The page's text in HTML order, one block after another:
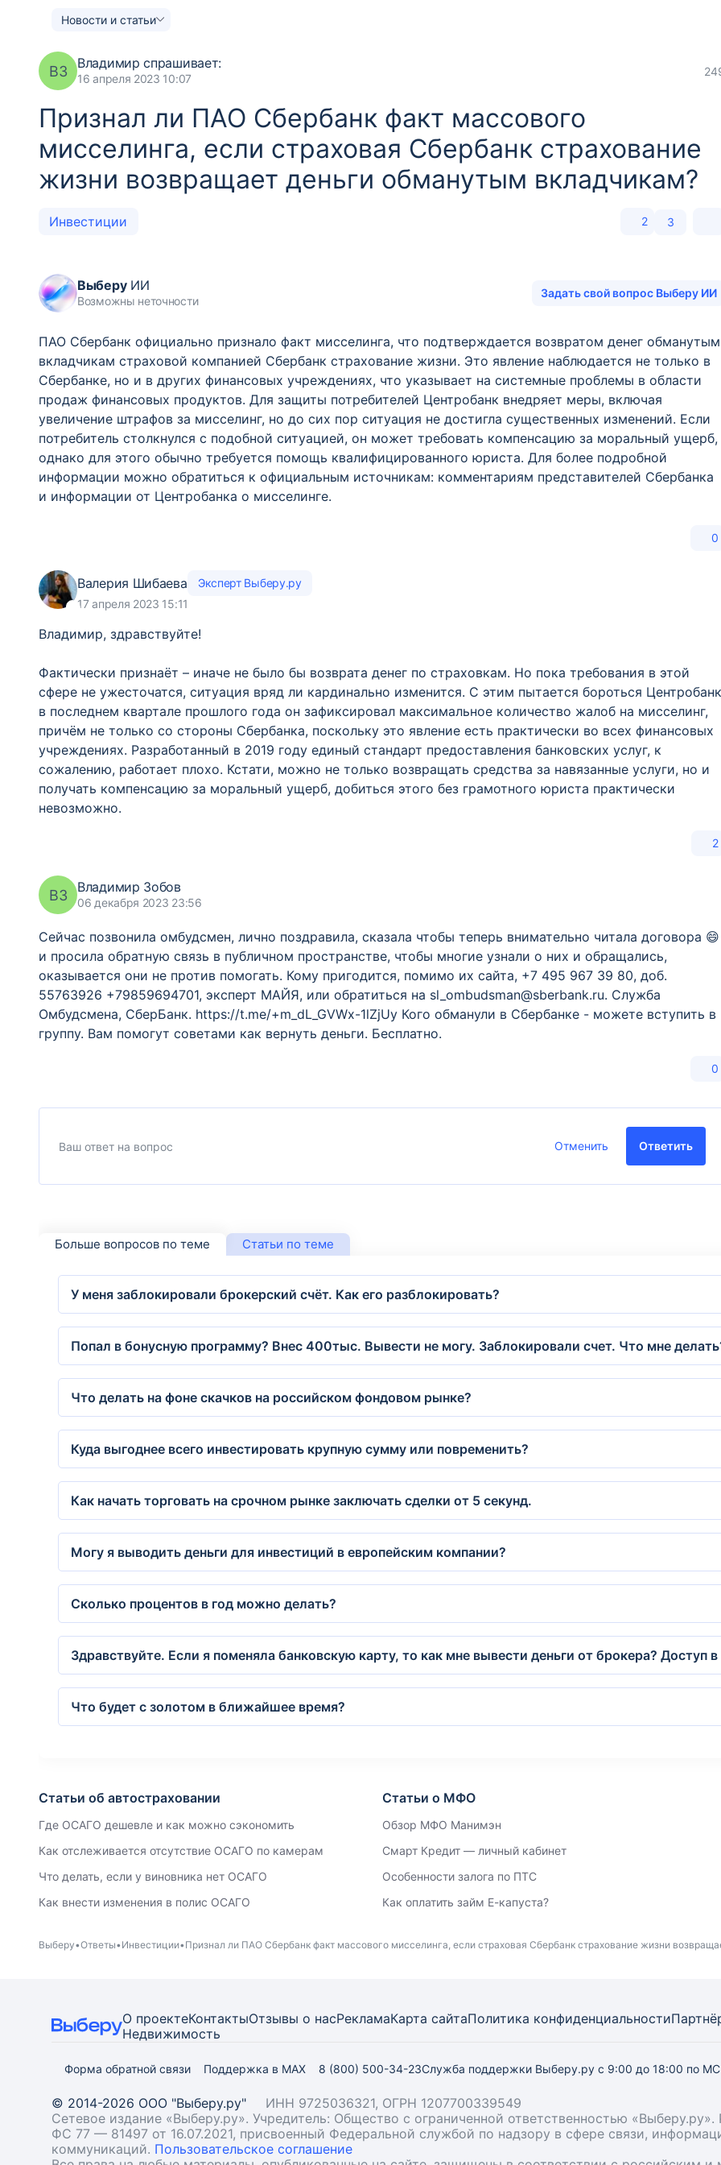
Новости и статьи
ВЗ Владимир спрашивает:
16 апреля 2023 10:07
Признал ли ПАО Сбербанк факт массового
мисселинга, если страховая Сбербанк страхование
жизни возвращает деньги обманутым вкладчикам?
Инвестиции 2 3
ВыберуИИ
Возможны неточности
Задать свой вопрос Выберу ИИ
ПАО Сбербанк официально признало факт мисселинга, что подтверждается возвратом денег обманутым
вкладчикам страховой компанией Сбербанк страхование жизни. Это явление наблюдается не только в
Сбербанке, но и в других финансовых учреждениях, что указывает на системные проблемы в области
продаж финансовых продуктов. Для защиты потребителей Центробанк внедряет меры, включая
увеличение штрафов за мисселинг, но до сих пор ситуация не достигла существенных изменений. Если
потребитель столкнулся с подобной ситуацией, он может требовать компенсацию за моральный ущерб,
однако для этого обычно требуется помощь квалифицированного юриста. Для более подробной
информации можно обратиться к официальным источникам: комментариям представителей Сбербанка
и информации от Центробанка о мисселинге.
0
Валерия Шибаева
Эксперт Выберу.ру
17 апреля 2023 15:11
Владимир, здравствуйте!
Фактически признаёт – иначе не было бы возврата денег по страховкам. Но пока требования в этой
сфере не ужесточатся, ситуация вряд ли кардинально изменится. С этим пытается бороться
в последнем квартале прошлого года он зафиксировал максимальное количество жалоб на мисселинг,
причём не только со стороны Сбербанка, поскольку это явление есть практически во всех финансовых
учреждениях. Разработанный в 2019 году единый стандарт предоставления банковских услуг, к
сожалению, работает плохо. Кстати, можно не только возвращать средства за навязанные услуги, но и
получать компенсацию за моральный ущерб, добиться этого без грамотного юриста практически
невозможно.
2
ВЗ Владимир Зобов
06 декабря 2023 23:56
Сейчас позвонила омбудсмен, лично поздравила, сказала чтобы теперь внимательно читала договора 😄
и просила обратную связь в публичном пространстве, чтобы многие узнали о них и обращались,
оказывается они не против помогать. Кому пригодится, помимо их сайта, +7 495 967 39 80, доб.
55763926 +79859694701, эксперт МАЙЯ, или обратиться на sl_ombudsman@sberbank.ru. Служба
Омбудсмена, СберБанк. https://t.me/+m_dL_GVWx-1lZjUy Кого обманули в Сбербанке - можете вступить в
группу. Вам помогут советами как вернуть деньги. Бесплатно.
0
Отменить Ответить
Больше вопросов по теме Статьи по теме
У меня заблокировали брокерский счёт. Как его разблокировать?
Попал в бонусную программу? Внес 400тыс. Вывести не могу. Заблокировали счет. Что мне
Что делать на фоне скачков на российском фондовом рынке?
Куда выгоднее всего инвестировать крупную сумму или повременить?
Как начать торговать на срочном рынке заключать сделки от 5 секунд.
Могу я выводить деньги для инвестиций в европейским компании?
Сколько процентов в год можно делать?
Здравствуйте. Если я поменяла банковскую карту, то как мне вывести деньги от брокера? Доступ
Что будет с золотом в ближайшее время?
Статьи об автостраховании
Где ОСАГО дешевле и как можно сэкономить
Как отслеживается отсутствие ОСАГО по камерам
Что делать, если у виновника нет ОСАГО
Как внести изменения в полис ОСАГО
Статьи о МФО
Обзор МФО Манимэн
Смарт Кредит — личный кабинет
Особенности залога по ПТС
Как оплатить займ Е-капуста?
Выберу Ответы Инвестиции Признал ли ПАО Сбербанк факт массового мисселинга, если страховая Сбербанк страхование жизни
О проектеКонтактыОтзывы о насРекламаКарта сайтаПолитика конфиденциальности
Недвижимость
Форма обратной связи Поддержка в MAX 8 (800) 500-34-23Служба поддержки Выберу.ру с 9:00 до 18:00 по
© 2014-2026 ООО "Выберу.ру"
ИНН 9725036321, ОГРН 1207700339549
Сетевое издание «Выберу.ру». Учредитель: Общество с ограниченной ответственностью
ФС 77 — 81497 от 16.07.2021, присвоенный Федеральной службой по надзору в сфере связи,
коммуникаций. Пользовательское соглашение